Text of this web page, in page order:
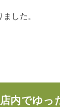
した。
内でゆっ